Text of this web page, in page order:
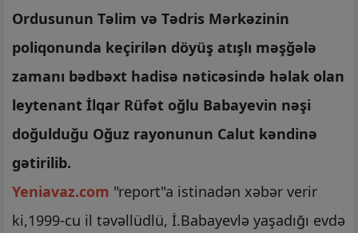
Ordusunun Təlim və Tədris Mərkəzinin
poliqonunda keçirilən döyüş atışlı məşğələ
zamanı bədbəxt hadisə nəticəsində həlak olan
leytenant İlqar Rüfət oğlu Babayevin nəşi
doğulduğu Oğuz rayonunun Calut kəndinə
gətirilib.
Yeniavaz.com "report"a istinadən xəbər verir
ki,1999-cu il təvəllüdlü, İ.Babayevlə yaşadığı evdə